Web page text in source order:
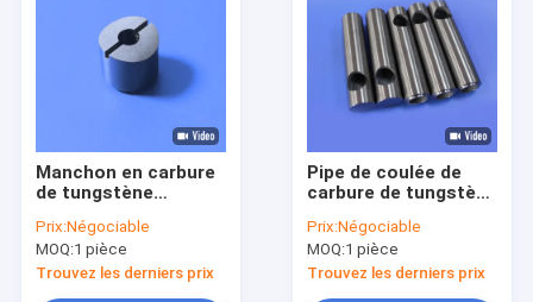
Manchon en carbure
de tungstène
corrosion, poli,
dureté HRA 90-92,
pour outils de tuyaux
de mazout
Prix:Négociable
MOQ:1 pièce
Trouvez les derniers prix
Pipe de coulée de
carbure de tungstène
Prix:Négociable
MOQ:1 pièce
Trouvez les derniers prix